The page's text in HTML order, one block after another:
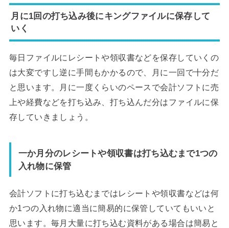
月に1回の打ち込み後にキングファイルに保存して
いく
毎日ファイルにレシートや領収書などを保存していくの
は大変ですし逆に手間もかかるので、月に一回で十分だ
と思います。月に一度くらいのペースで会計ソフトに売
上や経費などを打ち込み、打ち込んだ分はファイルに保
存していきましょう。
一か月分のレシートや領収書は打ち込むまで1つの
入れ物に保管
会計ソフトに打ち込むまではレシートや領収書などは何
か1つの入れ物に適当に簡易的に保管していてもいいと
思います。毎月大量に打ち込む資料がある場合は簡易と